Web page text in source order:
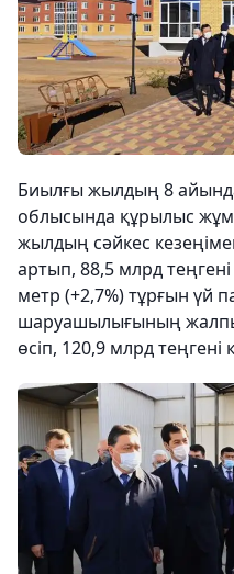
Биылғы жылдың 8
облысында құрылыс
жылдың сәйкес
артып, 88,5 млрд
метр (+2,7%) тұрғын үй
шаруашылығының жалпы
өсіп, 120,9 млрд теңгені